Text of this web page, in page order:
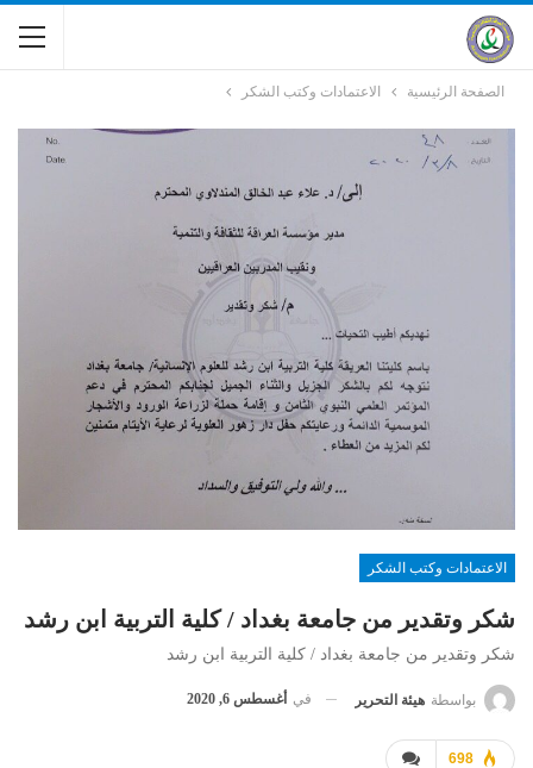
الصفحة الرئيسية الاعتمادات وكتب الشكر
الاعتمادات وكتب الشكر
شكر وتقدير من جامعة بغداد / كلية التربية ابن رشد
شكر وتقدير من جامعة بغداد / كلية التربية ابن رشد
بواسطة هيئة التحرير في أغسطس 6, 2020
698